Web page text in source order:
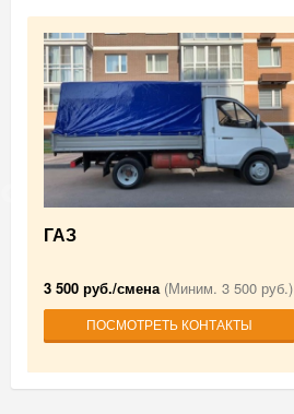
ГАЗ
3 500 руб./смена(Миним. 3 500 руб.)
ПОСМОТРЕТЬ КОНТАКТЫ